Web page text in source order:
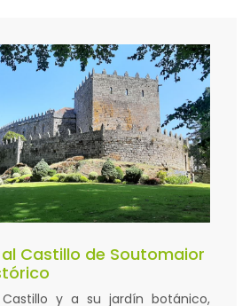
Castillo de Soutomaior
y a su jardín botánico,